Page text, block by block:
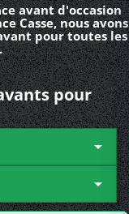
avant d'occasion
Casse, nous avons
pour toutes les
pour

